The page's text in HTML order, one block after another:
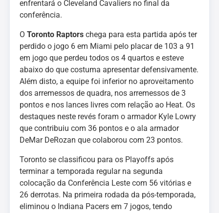
enfrentará o Cleveland Cavaliers no final da
conferência.
O Toronto Raptors chega para esta partida após ter
perdido o jogo 6 em Miami pelo placar de 103 a 91
em jogo que perdeu todos os 4 quartos e esteve
abaixo do que costuma apresentar defensivamente.
Além disto, a equipe foi inferior no aproveitamento
dos arremessos de quadra, nos arremessos de 3
pontos e nos lances livres com relação ao Heat. Os
destaques neste revés foram o armador Kyle Lowry
que contribuiu com 36 pontos e o ala armador
DeMar DeRozan que colaborou com 23 pontos.
Toronto se classificou para os Playoffs após
terminar a temporada regular na segunda
colocação da Conferência Leste com 56 vitórias e
26 derrotas. Na primeira rodada da pós-temporada,
eliminou o Indiana Pacers em 7 jogos, tendo